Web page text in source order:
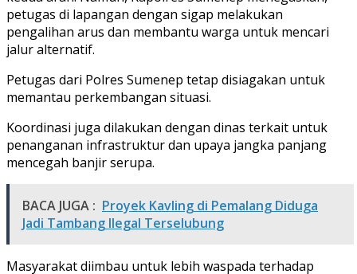
petugas di lapangan dengan sigap melakukan
pengalihan arus dan membantu warga untuk mencari
jalur alternatif.
Petugas dari Polres Sumenep tetap disiagakan untuk
memantau perkembangan situasi.
Koordinasi juga dilakukan dengan dinas terkait untuk
penanganan infrastruktur dan upaya jangka panjang
mencegah banjir serupa.
BACA JUGA : Proyek Kavling di Pemalang Diduga
Jadi Tambang Ilegal Terselubung
Masyarakat diimbau untuk lebih waspada terhadap